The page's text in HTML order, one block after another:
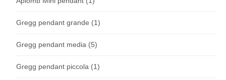
Gregg pendant grande (1)
Gregg pendant media (5)
Gregg pendant piccola (1)